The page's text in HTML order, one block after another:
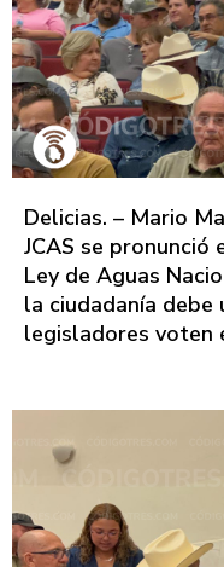
Delicias. – Mario
JCAS se pronunció
Ley de Aguas
la ciudadanía debe
legisladores voten